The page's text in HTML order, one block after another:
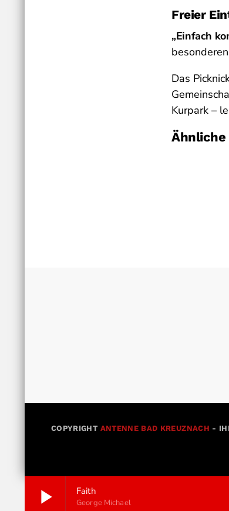
play_arrow Faith
George Michael
Freier
„Einfach
Das
Kurpark –
COPYRIGHT ANTENNE BAD KREUZNACH -